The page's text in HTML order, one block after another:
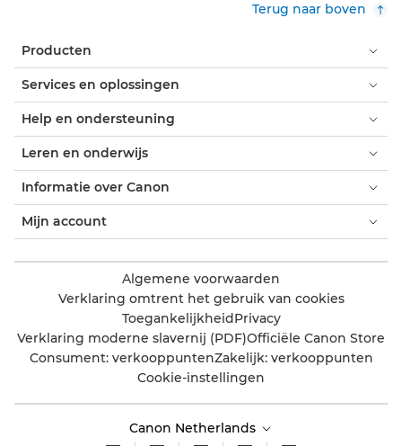
Terug naar boven
Producten
Services en oplossingen
Help en ondersteuning
Leren en onderwijs
Informatie over Canon
Mijn account
Algemene voorwaarden
Verklaring omtrent het gebruik van cookies
ToegankelijkheidPrivacy
Verklaring moderne slavernij (PDF)Officiële Canon Store
Consument: verkooppuntenZakelijk: verkooppunten
Cookie-instellingen
Canon Netherlands